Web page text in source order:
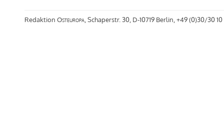
Redaktion Osteuropa, Schaperstr. 30, D-10719 Berlin, +49 (0)30/30